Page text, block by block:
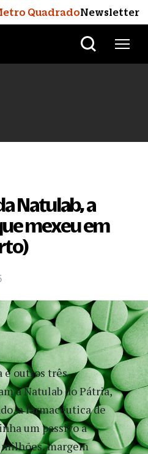
QuadradoNewsletter
Natulab, a
mexeu em
e outros três
a Natulab do Pátria,
a farmacêutica de
um passivo a
margem